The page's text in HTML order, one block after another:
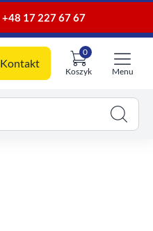
+48 17 227 67 67
Kontakt
Koszyk
0
Menu